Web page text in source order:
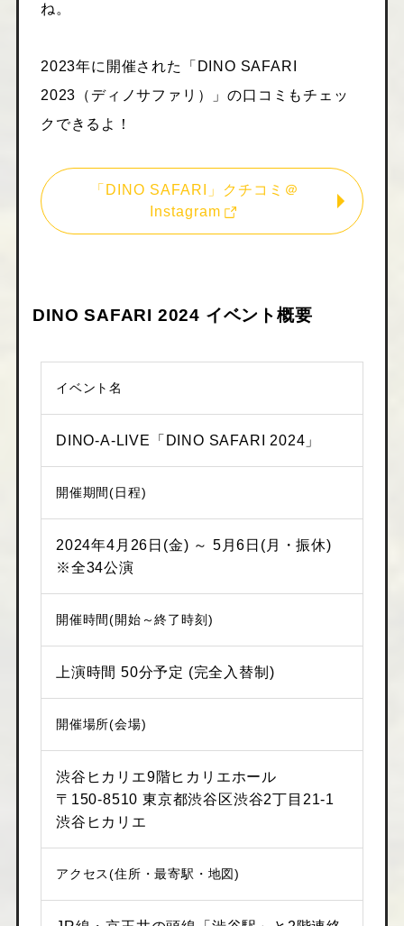
ね。
2023年に開催された「DINO SAFARI
2023（ディノサファリ）」の口コミもチェッ
クできるよ！
「DINO SAFARI」クチコミ＠
Instagram
DINO SAFARI 2024 イベント概要
イベント名
DINO-A-LIVE「DINO SAFARI 2024」
開催期間(日程)
2024年4月26日(金) ～ 5月6日(月・振休)
※全34公演
開催時間(開始～終了時刻)
上演時間 50分予定 (完全入替制)
開催場所(会場)
渋谷ヒカリエ9階ヒカリエホール
〒150-8510 東京都渋谷区渋谷2丁目21-1
渋谷ヒカリエ
アクセス(住所・最寄駅・地図)